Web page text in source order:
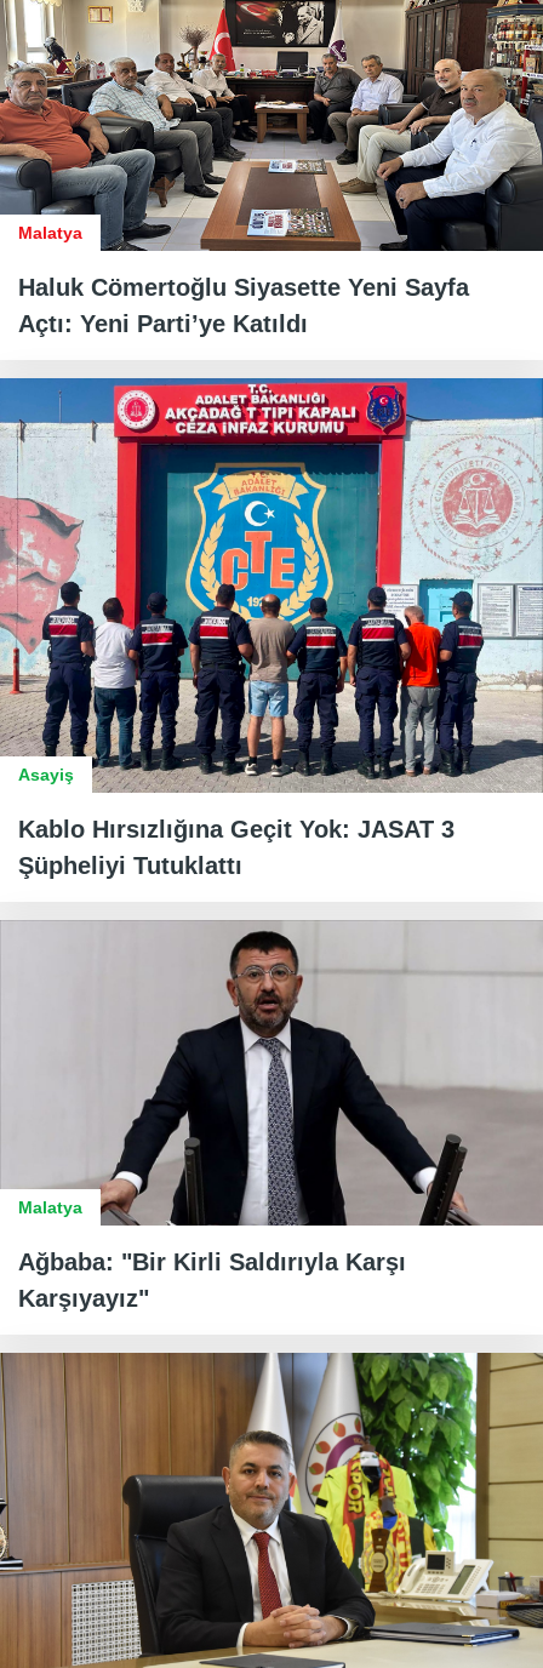
Malatya
Haluk Cömertoğlu Siyasette Yeni Sayfa
Açtı: Yeni Parti’ye Katıldı
Asayiş
Kablo Hırsızlığına Geçit Yok: JASAT 3
Şüpheliyi Tutuklattı
Malatya
Ağbaba: "Bir Kirli Saldırıyla Karşı
Karşıyayız"